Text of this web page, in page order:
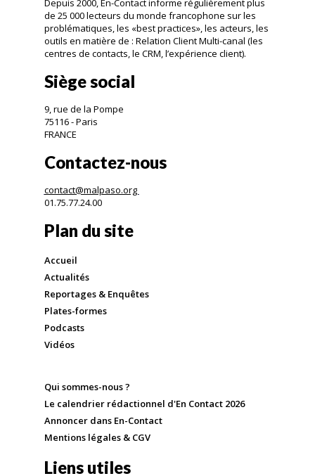
Depuis 2000, En-Contact informe régulièrement plus
de 25 000 lecteurs du monde francophone sur les
problématiques, les «best practices», les acteurs, les
outils en matière de : Relation Client Multi-canal (les
centres de contacts, le CRM, l’expérience client).
Siège social
9, rue de la Pompe
75116 - Paris
FRANCE
Contactez-nous
contact@malpaso.org
01.75.77.24.00
Plan du site
Accueil
Actualités
Reportages & Enquêtes
Plates-formes
Podcasts
Vidéos
Qui sommes-nous ?
Le calendrier rédactionnel d'En Contact 2026
Annoncer dans En-Contact
Mentions légales & CGV
Liens utiles